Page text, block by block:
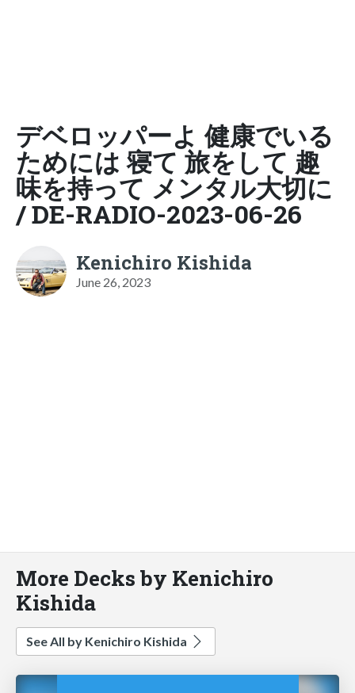
デベロッパーよ 健康でいる
ためには 寝て 旅をして 趣
味を持って メンタル大切に
/ DE-RADIO-2023-06-26
Kenichiro Kishida
June 26, 2023
More Decks by Kenichiro
Kishida
See All by Kenichiro Kishida